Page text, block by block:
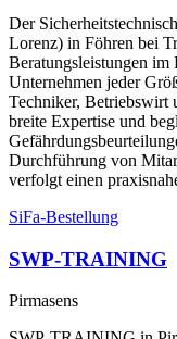
Der
Lorenz) in Föhren bei
Beratungsleistungen im
Unternehmen jeder
Techniker, Betriebswirt
breite Expertise und
Durchführung von
verfolgt einen
SiFa-Bestellung
SWP-TRAINING
Pirmasens